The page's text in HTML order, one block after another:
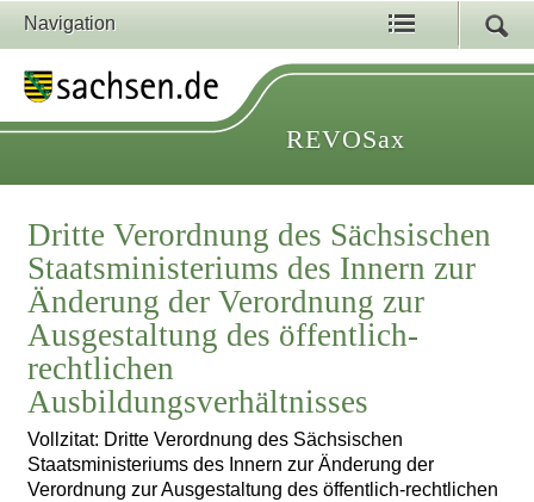
Navigation
REVOSax
Dritte Verordnung des Sächsischen
Staatsministeriums des Innern zur
Änderung der Verordnung zur
Ausgestaltung des öffentlich-
rechtlichen
Ausbildungsverhältnisses
Vollzitat: Dritte Verordnung des Sächsischen
Staatsministeriums des Innern zur Änderung der
Verordnung zur Ausgestaltung des öffentlich-rechtlichen